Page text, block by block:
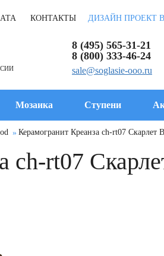
КОНТАКТЫ ДИЗАЙН ПРОЕКТ В
8 (495) 565-31-21
8 (800) 333-46-24
sale@soglasie-ooo.ru
Мозаика Ступени
Керамогранит Креанза ch-rt07 Скарлет
ch-rt07